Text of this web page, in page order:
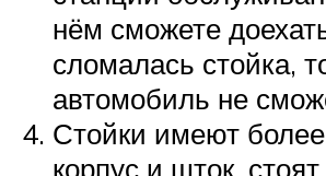
нём сможете
сломалась стойка,
автомобиль не
Стойки имеют
корпус и шток,